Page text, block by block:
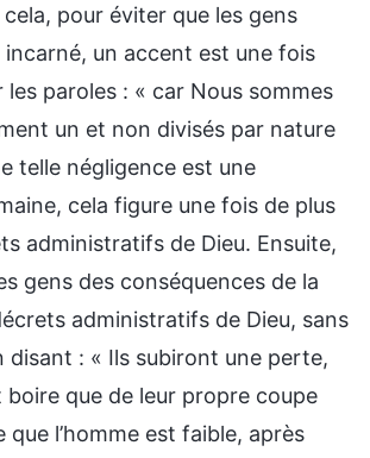
pour éviter que les gens
incarné, un accent est une fois
les paroles : « car Nous sommes
un et non divisés par nature
telle négligence est une
cela figure une fois de plus
administratifs de Dieu. Ensuite,
gens des conséquences de la
administratifs de Dieu, sans
disant : « Ils subiront une perte,
que de leur propre coupe
que l’homme est faible, après